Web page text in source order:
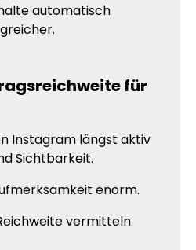
automatisch
für
Instagram längst aktiv
Sichtbarkeit.
enorm.
vermitteln